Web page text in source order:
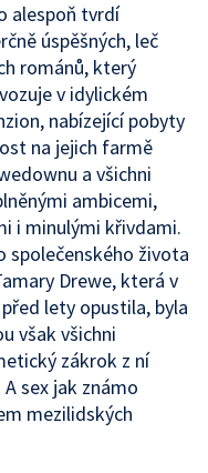
alespoň tvrdí
úspěšných, leč
románů, který
v idylickém
nabízející pobyty
na jejich farmě
a všichni
ambicemi,
i minulými křivdami.
společenského života
Drewe, která v
lety opustila, byla
však všichni
zákrok z ní
sex jak známo
mezilidských